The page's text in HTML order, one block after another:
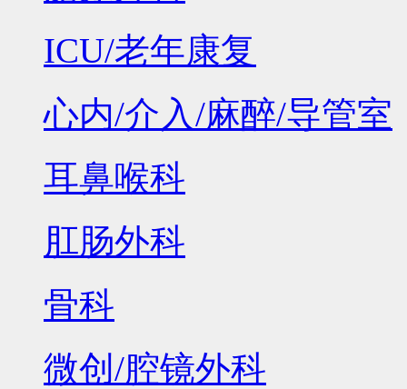
ICU/老年康复
心内/介入/麻醉/导管室
耳鼻喉科
肛肠外科
骨科
微创/腔镜外科